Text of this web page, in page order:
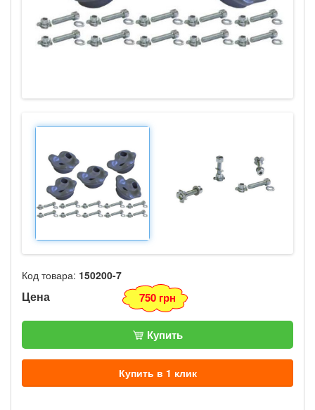
Код товара: 150200-7
Цена 750 грн
Купить
Купить в 1 клик